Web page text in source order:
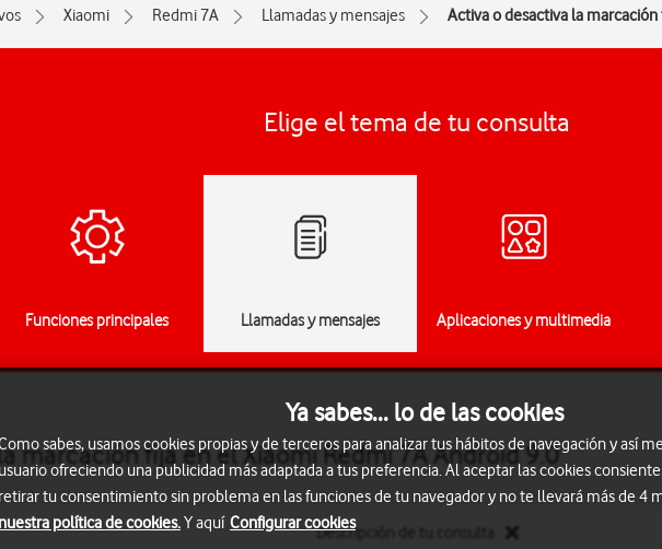
Xiaomi Redmi 7A Llamadas y mensajes Activa o desactiva la marcación
Elige el tema de tu consulta
Funciones principales Llamadas y mensajes Aplicaciones y multimedia
marcación fija en el Xiaomi Redmi 7A Android 9.0
Descripción de tu consulta
Ya sabes... lo de las cookies
sabes, usamos cookies propias y de terceros para analizar tus hábitos de navegación y así
usuario ofreciendo una publicidad más adaptada a tus preferencia. Al aceptar las cookies
retirar tu consentimiento sin problema en las funciones de tu navegador y no te llevará más de 4
nuestra política de cookies.Y aquí Configurar cookies